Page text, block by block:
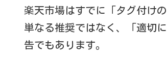
楽天市場はすでに「タグ付け
単なる推奨ではなく、「適切
告でもあります。